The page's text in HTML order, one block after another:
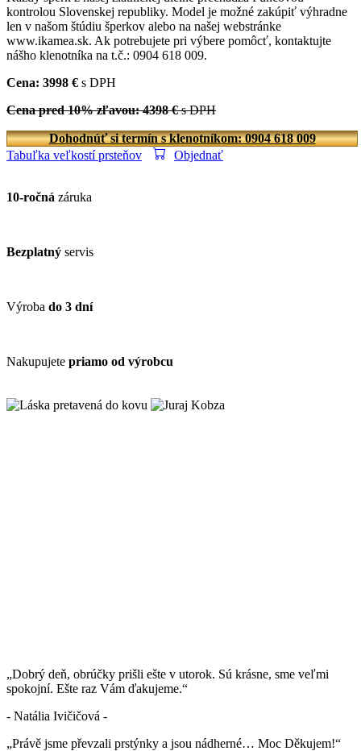
kontrolou Slovenskej republiky. Model je možné zakúpiť výhradne
len v našom štúdiu šperkov alebo na našej webstránke
www.ikamea.sk. Ak potrebujete pri výbere pomôcť, kontaktujte
nášho klenotníka na t.č.: 0904 618 009.
Cena: 3998 € s DPH
Cena pred 10% zľavou: 4398 €s DPH
Dohodnúť si termín s klenotníkom: 0904 618 009
Tabuľka veľkostí prsteňov
Objednať
10-ročná záruka
Bezplatný servis
Výroba do 3 dní
Nakupujete priamo od výrobcu
„Dobrý deň, obrúčky prišli ešte v utorok. Sú krásne, sme veľmi
spokojní. Ešte raz Vám ďakujeme.“
- Natália Ivičičová -
„Právě jsme převzali prstýnky a jsou nádherné… Moc Děkujem!“